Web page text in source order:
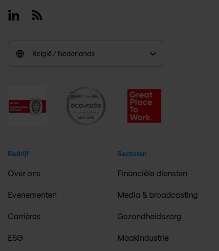
LinkedinRSS
België / Nederlands
Bedrijf
Over ons
Evenementen
Carrières
ESG
Sectoren
Financiële diensten
Media & broadcasting
Gezondheidszorg
Maakindustrie